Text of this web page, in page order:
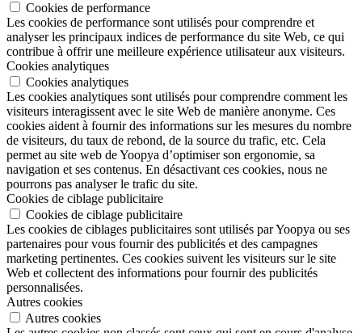
Cookies de performance
Les cookies de performance sont utilisés pour comprendre et
analyser les principaux indices de performance du site Web, ce qui
contribue à offrir une meilleure expérience utilisateur aux visiteurs.
Cookies analytiques
Cookies analytiques
Les cookies analytiques sont utilisés pour comprendre comment les
visiteurs interagissent avec le site Web de manière anonyme. Ces
cookies aident à fournir des informations sur les mesures du nombre
de visiteurs, du taux de rebond, de la source du trafic, etc. Cela
permet au site web de Yoopya d’optimiser son ergonomie, sa
navigation et ses contenus. En désactivant ces cookies, nous ne
pourrons pas analyser le trafic du site.
Cookies de ciblage publicitaire
Cookies de ciblage publicitaire
Les cookies de ciblages publicitaires sont utilisés par Yoopya ou ses
partenaires pour vous fournir des publicités et des campagnes
marketing pertinentes. Ces cookies suivent les visiteurs sur le site
Web et collectent des informations pour fournir des publicités
personnalisées.
Autres cookies
Autres cookies